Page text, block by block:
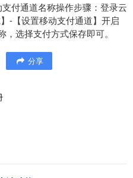
付通道名称操作步骤：登录云
-【设置移动支付通道】开启
选择支付方式保存即可。
分享